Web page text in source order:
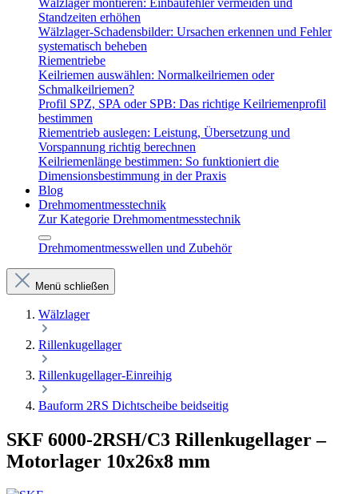
Wälzlager montieren: Einbaufehler vermeiden und
Standzeiten erhöhen
Wälzlager-Schadensbilder: Ursachen erkennen und Fehler
systematisch beheben
Riementriebe
Keilriemen auswählen: Normalkeilriemen oder
Schmalkeilriemen?
Profil SPZ, SPA oder SPB: Das richtige Keilriemenprofil
bestimmen
Riementrieb auslegen: Leistung, Übersetzung und
Vorspannung richtig berechnen
Keilriemenlänge bestimmen: So funktioniert die
Dimensionsbestimmung in der Praxis
Blog
Drehmomentmesstechnik
Zur Kategorie Drehmomentmesstechnik
Drehmomentmesswellen und Zubehör
Menü schließen
Wälzlager
Rillenkugellager
Rillenkugellager-Einreihig
Bauform 2RS Dichtscheibe beidseitig
SKF 6000-2RSH/C3 Rillenkugellager –
Motorlager 10x26x8 mm